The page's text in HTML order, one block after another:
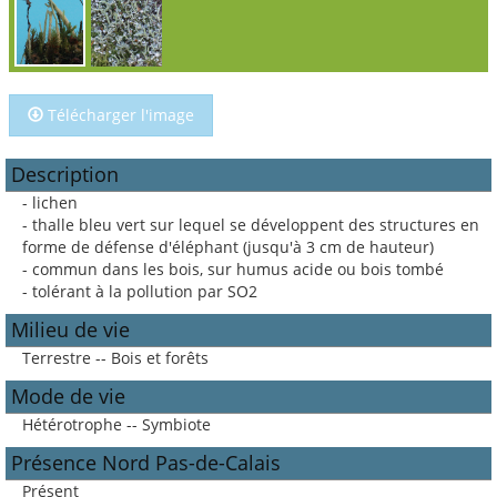
Télécharger l'image
Description
- lichen
- thalle bleu vert sur lequel se développent des structures en
forme de défense d'éléphant (jusqu'à 3 cm de hauteur)
- commun dans les bois, sur humus acide ou bois tombé
- tolérant à la pollution par SO2
Milieu de vie
Terrestre -- Bois et forêts
Mode de vie
Hétérotrophe -- Symbiote
Présence Nord Pas-de-Calais
Présent